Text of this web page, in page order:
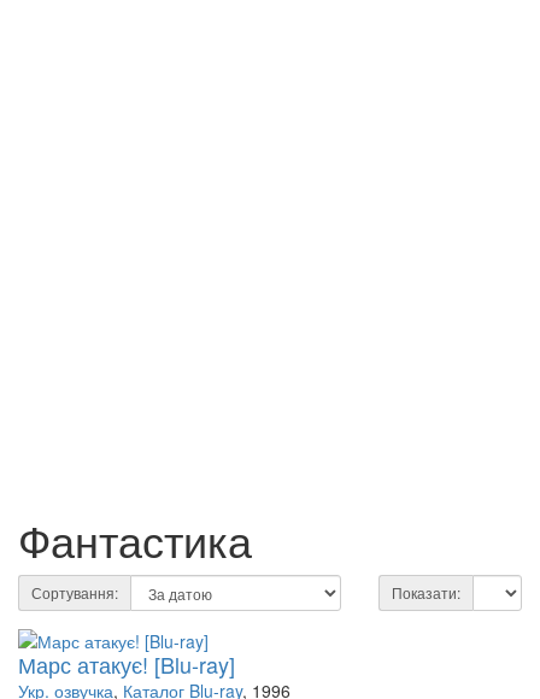
Фантастика
Сортування: Показати:
Марс атакує! [Blu-ray]
Укр. озвучка, Каталог Blu-ray, 1996